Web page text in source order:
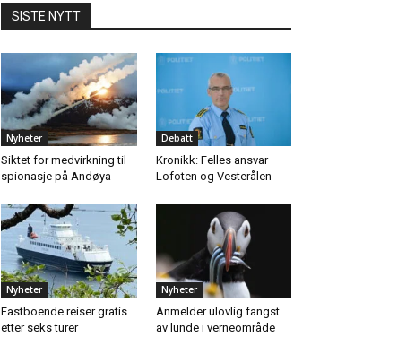
SISTE NYTT
Nyheter
Siktet for medvirkning til
spionasje på Andøya
Debatt
Kronikk: Felles ansvar
Lofoten og Vesterålen
Nyheter
Fastboende reiser gratis
etter seks turer
Nyheter
Anmelder ulovlig fangst
av lunde i verneområde